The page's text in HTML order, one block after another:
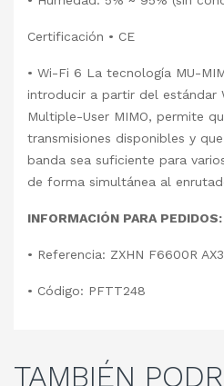
Certificación • CE
• Wi-Fi 6 La tecnología MU-
introducir a partir del estándar
Multiple-User MIMO, permite
transmisiones disponibles y
banda sea suficiente para
de forma simultánea al
INFORMACIÓN PARA PEDIDOS:
• Referencia: ZXHN F6600R
• Código: PFTT248
TAMBIÉN